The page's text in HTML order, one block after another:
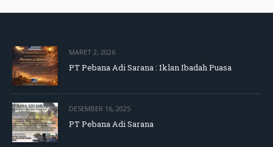
MARET 2, 2026
PT Pebana Adi Sarana : Iklan Ibadah Puasa
DESEMBER 16, 2025
PT Pebana Adi Sarana